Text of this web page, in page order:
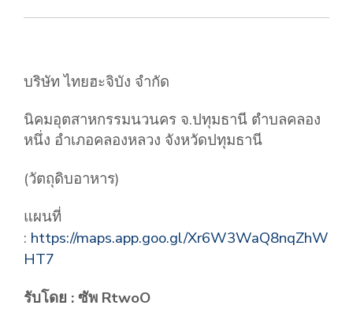
บริษัท ไทยฮะจิบัง จำกัด
นิคมอุตสาหกรรมนวนคร จ.ปทุมธานี ตำบลคลอง
หนึ่ง อำเภอคลองหลวง จังหวัดปทุมธานี
(วัตถุดิบอาหาร)
แผนที่
: https://maps.app.goo.gl/Xr6W3WaQ8nqZhW
HT7
รับโดย : ซัพ RtwoO